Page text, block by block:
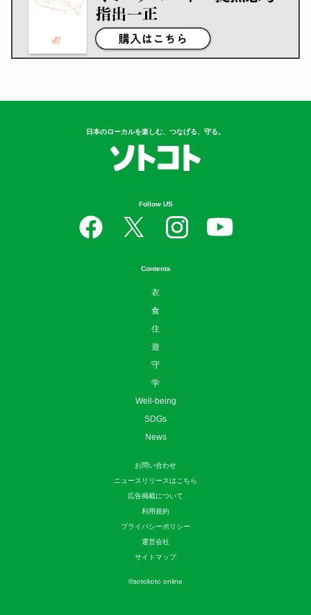
日本のローカルを楽しむ、つなげる、守る。
Follow US
Contents
衣
食
住
遊
守
学
Well-being
SDGs
News
お問い合わせ
ニュースリリースはこちら
広告掲載について
利用規約
プライバシーポリシー
運営会社
サイトマップ
©sotokoto online